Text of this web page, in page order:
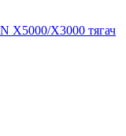
X5000/X3000 тягач